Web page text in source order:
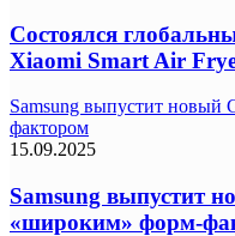
Состоялся
Xiaomi Smart Air
Samsung выпустит
фактором
15.09.2025
Samsung выпустит
«широким» форм-